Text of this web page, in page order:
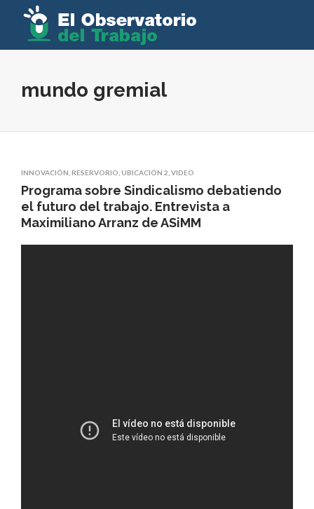
mundo gremial
INNOVACIÓN RESERVORIO UBICACIÓN 2 VIDEO
Programa sobre Sindicalismo debatiendo
el futuro del trabajo. Entrevista a
Maximiliano Arranz de ASiMM